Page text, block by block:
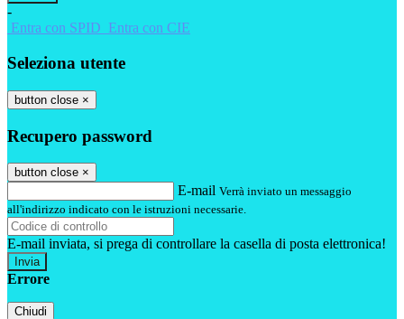
-
Entra con SPID Entra con CIE
Seleziona utente
button close ×
Recupero password
button close ×
E-mail Verrà inviato un messaggio
all'indirizzo indicato con le istruzioni necessarie.
E-mail inviata, si prega di controllare la casella di posta elettronica!
Errore
Chiudi